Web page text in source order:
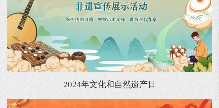
2024年文化和自然遗产日